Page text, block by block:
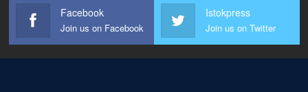
Facebook
Join us on Facebook
Istokpress
Join us on Twitter